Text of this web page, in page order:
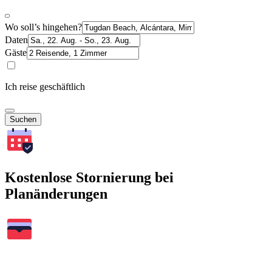
Wo soll’s hingehen?
Daten
Gäste
Ich reise geschäftlich
Suchen
Kostenlose Stornierung bei
Planänderungen